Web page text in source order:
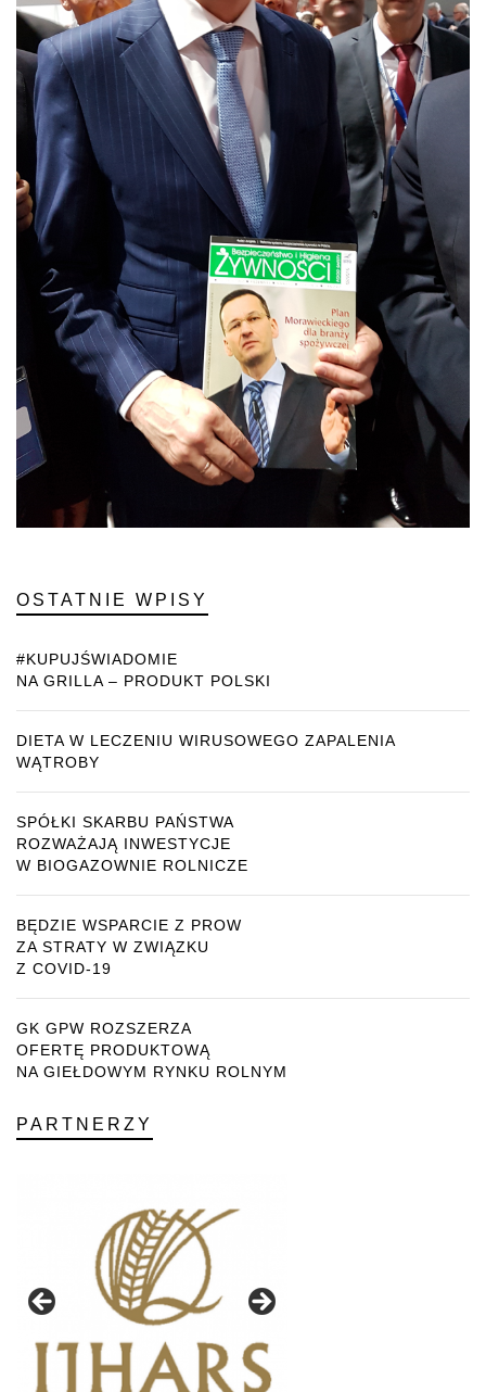
OSTATNIE WPISY
#KUPUJŚWIADOMIE
NA GRILLA – PRODUKT POLSKI
DIETA W LECZENIU WIRUSOWEGO ZAPALENIA
WĄTROBY
SPÓŁKI SKARBU PAŃSTWA
ROZWAŻAJĄ INWESTYCJE
W BIOGAZOWNIE ROLNICZE
BĘDZIE WSPARCIE Z PROW
ZA STRATY W ZWIĄZKU
Z COVID-19
GK GPW ROZSZERZA
OFERTĘ PRODUKTOWĄ
NA GIEŁDOWYM RYNKU ROLNYM
PARTNERZY